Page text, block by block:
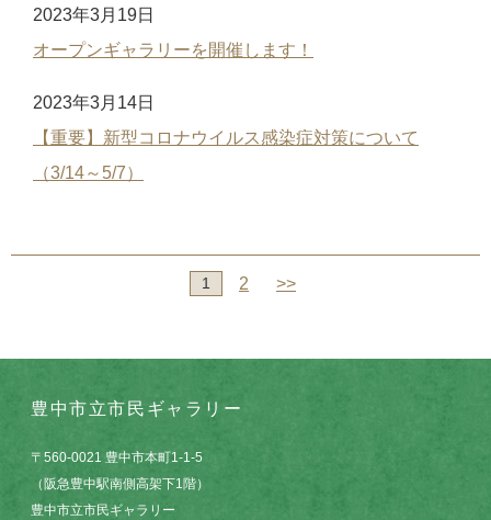
2023年3月19日
オープンギャラリーを開催します！
2023年3月14日
【重要】新型コロナウイルス感染症対策について
（3/14～5/7）
1 2 >>
豊中市立市民ギャラリー
〒560-0021 豊中市本町1-1-5
（阪急豊中駅南側高架下1階）
豊中市立市民ギャラリー